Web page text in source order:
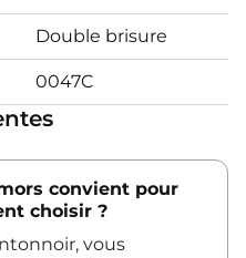
Double brisure
0047C
convient pour
choisir ?
vous